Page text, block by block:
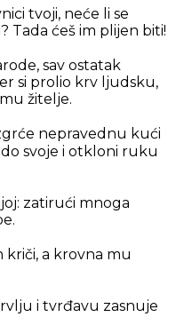
tvoji, neće li se
ćeš im plijen biti!
sav ostatak
si prolio krv ljudsku,
žitelje.
nepravednu kući
svoje i otkloni ruku
zatirući mnoga
kriči, a krovna mu
i tvrđavu zasnuje